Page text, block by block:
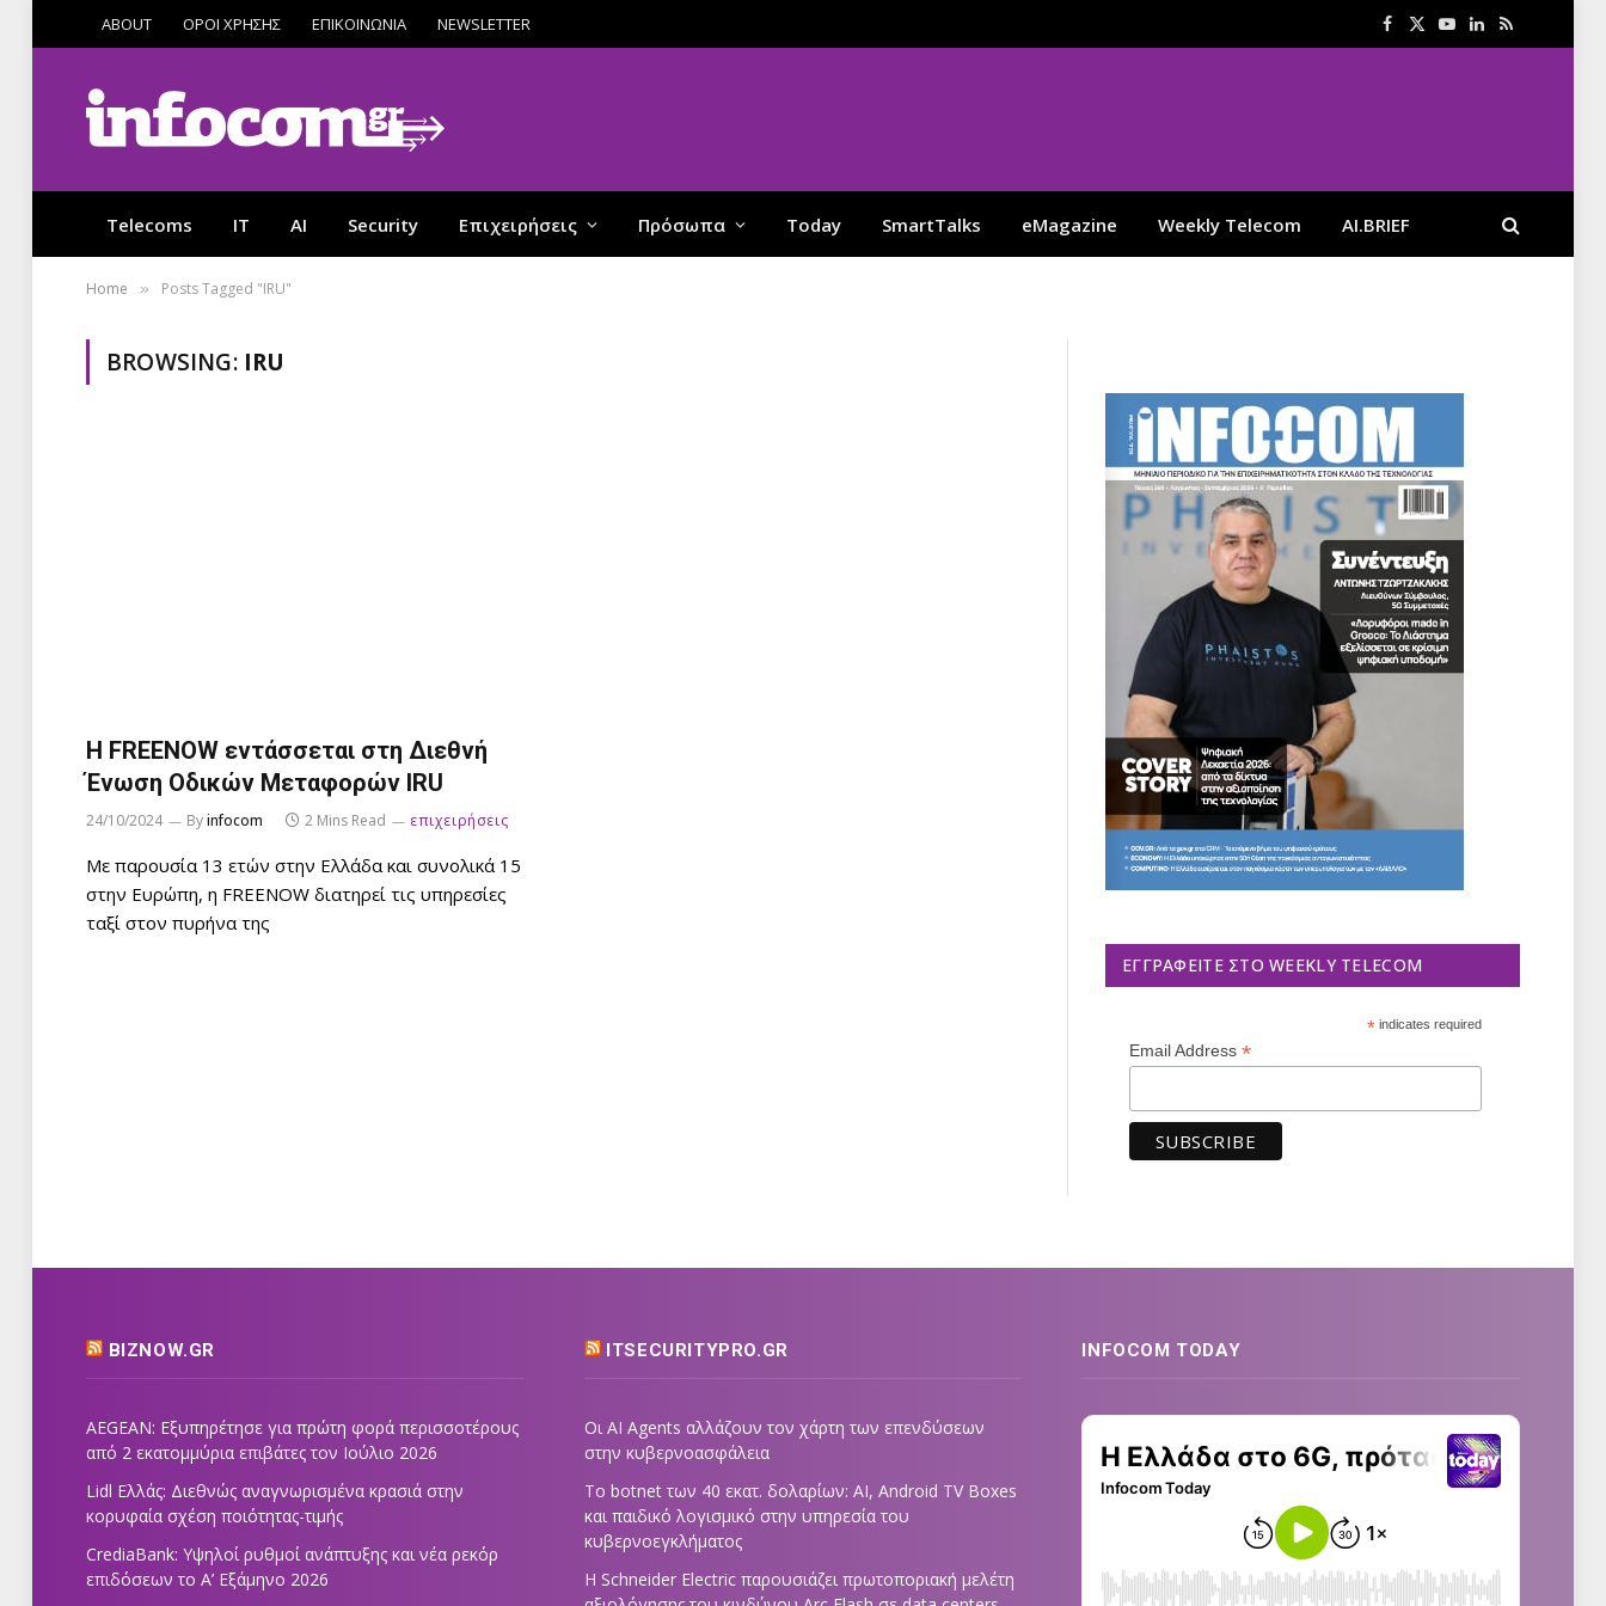
ABOUT ΟΡΟΙ ΧΡΗΣΗΣ ΕΠΙΚΟΙΝΩΝΙΑ NEWSLETTER Facebook
X
YouTube
LinkedIn
RSS
Telecoms IT AI Security Επιχειρήσεις Πρόσωπα Today SmartTalks eMagazine Weekly Telecom AI.BRIEF
Home » Posts Tagged "IRU"
BROWSING: IRU
Η FREENOW εντάσσεται στη Διεθνή
Ένωση Οδικών Μεταφορών IRU
24/10/2024 Byinfocom 2 Mins Read επιχειρήσεις
Με παρουσία 13 ετών στην Ελλάδα και συνολικά 15
στην Ευρώπη, η FREENOW διατηρεί τις υπηρεσίες
ταξί στον πυρήνα της
ΕΓΓΡΑΦΕΊΤΕ ΣΤΟ WEEKLY TELECOM
*indicates required
Email Address *
BIZNOW.GR
AEGEAN: Εξυπηρέτησε για πρώτη φορά περισσοτέρους
από 2 εκατομμύρια επιβάτες τον Ιούλιο 2026
Lidl Ελλάς: Διεθνώς αναγνωρισμένα κρασιά στην
κορυφαία σχέση ποιότητας-τιμής
CrediaBank: Υψηλοί ρυθμοί ανάπτυξης και νέα ρεκόρ
επιδόσεων το Α’ Εξάμηνο 2026
ITSECURITYPRO.GR
Οι AI Agents αλλάζουν τον χάρτη των επενδύσεων
στην κυβερνοασφάλεια
Το botnet των 40 εκατ. δολαρίων: AI, Android TV Boxes
και παιδικό λογισμικό στην υπηρεσία του
κυβερνοεγκλήματος
Η Schneider Electric παρουσιάζει πρωτοποριακή μελέτη
INFOCOM TODAY